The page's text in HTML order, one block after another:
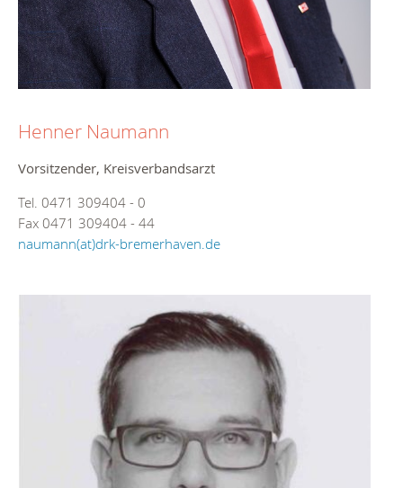
Henner Naumann
Vorsitzender, Kreisverbandsarzt
Tel. 0471 309404 - 0
Fax 0471 309404 - 44
naumann(at)drk-bremerhaven.de